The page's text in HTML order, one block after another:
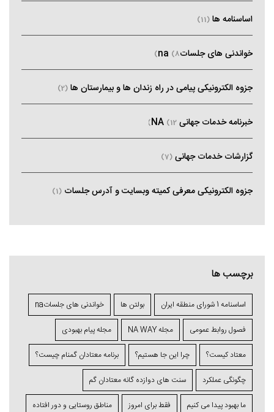
اساسنامه ها (11)
خواندنی های جلساتna(8)
جزوه الکترونیکی پیامی در راه زندان ها و بیمارستان ها (2)
خبرنامه خدمات جهانی NA (12)
گزارشات خدمات جهانی (7)
جزوه الکترونیکی معرفی کمیته وبسایت و آدرس جلسات (1)
برچسب ها
اساسنامه 1 شورای منطقه ایران بولتن ها خواندنی های جلساتna
فصول روابط عمومی مجله NA WAY مجله پیام بهبودی
معتاد کیست؟ چرا اين جا هستيم؟ برنامه معتادان گمنام چيست؟
چگونگی عملکرد سنت های دوازده گانه معتادان گم
ما بهبود پیدا می کنیم فقط برای امروز مناطق روستایی و دور افتاده